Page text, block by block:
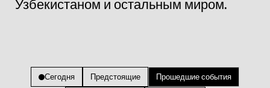
Узбекистаном и остальным миром.
Сегодня Предстоящие Прошедшие события